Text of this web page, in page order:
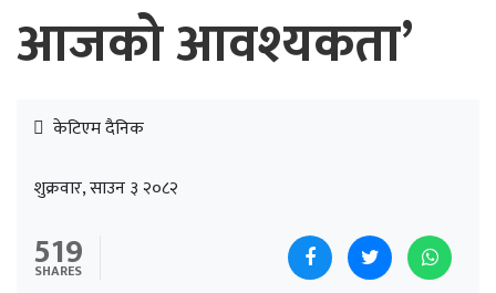
आजको आवश्यकता’
केटिएम दैनिक
शुक्रवार, साउन ३ २०८२
519
SHARES